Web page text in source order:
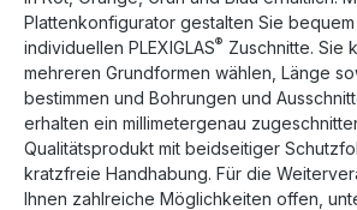
Plattenkonfigurator gestalten Sie
individuellen PLEXIGLAS® Zuschnitte. Sie
mehreren Grundformen wählen, Länge
bestimmen und Bohrungen und
erhalten ein millimetergenau
Qualitätsprodukt mit beidseitiger
kratzfreie Handhabung. Für die
Ihnen zahlreiche Möglichkeiten offen,